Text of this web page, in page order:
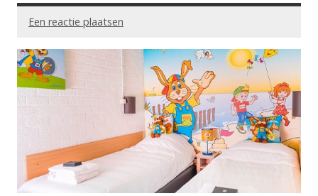
Een reactie plaatsen